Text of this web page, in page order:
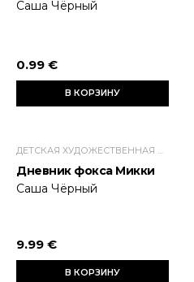
Саша Чёрный
0.99 €
В КОРЗИНУ
Дневник фокса Микки
Саша Чёрный
9.99 €
В КОРЗИНУ